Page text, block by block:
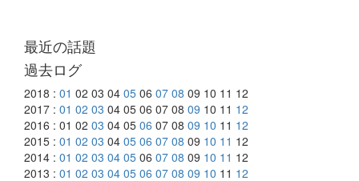
最近の話題
過去ログ
2018 : 01 02 03 04 05 06 07 08 09 10 11 12
2017 : 01 02 03 04 05 06 07 08 09 10 11 12
2016 : 01 02 03 04 05 06 07 08 09 10 11 12
2015 : 01 02 03 04 05 06 07 08 09 10 11 12
2014 : 01 02 03 04 05 06 07 08 09 10 11 12
2013 : 01 02 03 04 05 06 07 08 09 10 11 12